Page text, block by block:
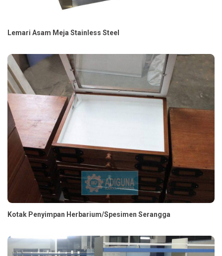
Lemari Asam Meja Stainless Steel
Kotak Penyimpan Herbarium/Spesimen Serangga